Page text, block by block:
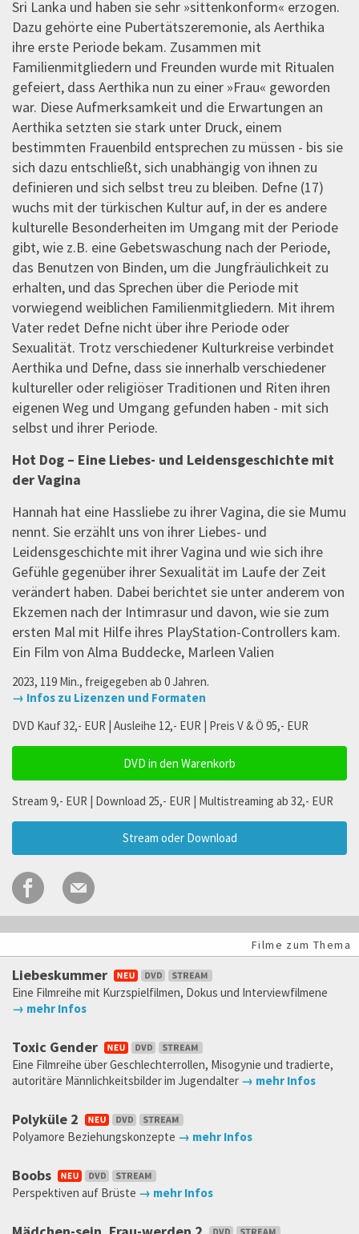
Sri Lanka und haben sie sehr »sittenkonform« erzogen.
Dazu gehörte eine Pubertätszeremonie, als Aerthika
ihre erste Periode bekam. Zusammen mit
Familienmitgliedern und Freunden wurde mit Ritualen
gefeiert, dass Aerthika nun zu einer »Frau« geworden
war. Diese Aufmerksamkeit und die Erwartungen an
Aerthika setzten sie stark unter Druck, einem
bestimmten Frauenbild entsprechen zu müssen - bis sie
sich dazu entschließt, sich unabhängig von ihnen zu
definieren und sich selbst treu zu bleiben. Defne (17)
wuchs mit der türkischen Kultur auf, in der es andere
kulturelle Besonderheiten im Umgang mit der Periode
gibt, wie z.B. eine Gebetswaschung nach der Periode,
das Benutzen von Binden, um die Jungfräulichkeit zu
erhalten, und das Sprechen über die Periode mit
vorwiegend weiblichen Familienmitgliedern. Mit ihrem
Vater redet Defne nicht über ihre Periode oder
Sexualität. Trotz verschiedener Kulturkreise verbindet
Aerthika und Defne, dass sie innerhalb verschiedener
kultureller oder religiöser Traditionen und Riten ihren
eigenen Weg und Umgang gefunden haben - mit sich
selbst und ihrer Periode.
Hot Dog – Eine Liebes- und Leidensgeschichte mit
der Vagina
Hannah hat eine Hassliebe zu ihrer Vagina, die sie Mumu
nennt. Sie erzählt uns von ihrer Liebes- und
Leidensgeschichte mit ihrer Vagina und wie sich ihre
Gefühle gegenüber ihrer Sexualität im Laufe der Zeit
verändert haben. Dabei berichtet sie unter anderem von
Ekzemen nach der Intimrasur und davon, wie sie zum
ersten Mal mit Hilfe ihres PlayStation-Controllers kam.
Ein Film von Alma Buddecke, Marleen Valien
2023, 119 Min., freigegeben ab 0 Jahren.
→ Infos zu Lizenzen und Formaten
DVD Kauf 32,- EUR | Ausleihe 12,- EUR | Preis V & Ö 95,- EUR
DVD in den Warenkorb
Stream 9,- EUR | Download 25,- EUR | Multistreaming ab 32,- EUR
Stream oder Download
Filme zum Thema
Liebeskummer
Eine Filmreihe mit Kurzspielfilmen, Dokus und Interviewfilmene
→ mehr Infos
Toxic Gender
Eine Filmreihe über Geschlechterrollen, Misogynie und tradierte,
autoritäre Männlichkeitsbilder im Jugendalter → mehr Infos
Polyküle 2
Polyamore Beziehungskonzepte → mehr Infos
Boobs
Perspektiven auf Brüste → mehr Infos